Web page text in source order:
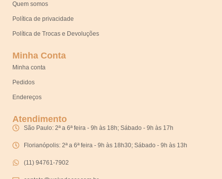
Quem somos
Política de privacidade
Política de Trocas e Devoluções
Minha Conta
Minha conta
Pedidos
Endereços
Atendimento
São Paulo: 2ª a 6ª feira - 9h às 18h; Sábado - 9h às 17h
Florianópolis: 2ª a 6ª feira - 9h às 18h30; Sábado - 9h às 13h
(11) 94761-7902